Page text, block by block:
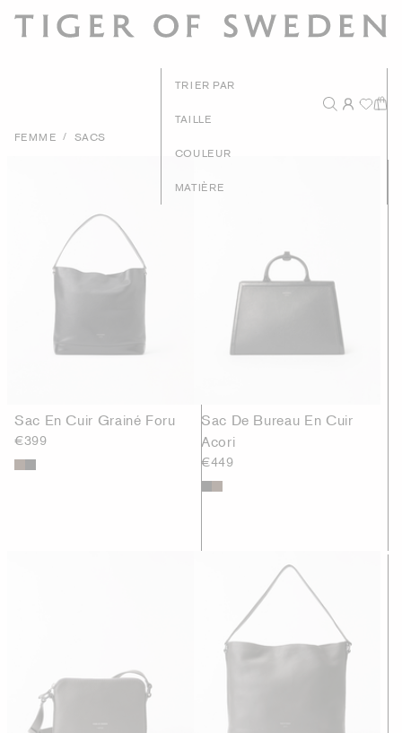
FEMME / SACS
TRIER PAR
TAILLE
COULEUR
MATIÈRE
Sac En Cuir Grainé Foru
€399
Sac De Bureau En Cuir
Acori
€449